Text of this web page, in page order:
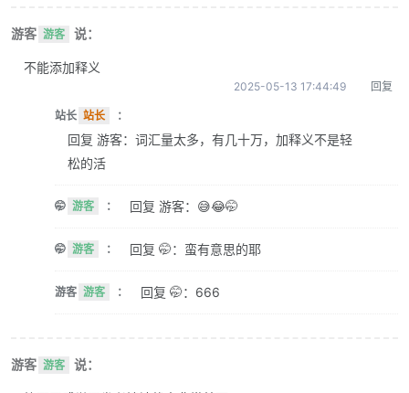
游客 游客 说：
不能添加释义
2025-05-13 17:44:49 回复
站长 站长 ：
回复 游客：词汇量太多，有几十万，加释义不是轻
松的活
🤭 游客 ： 回复 游客：😅😂🤭
🤭 游客 ： 回复 🤭：蛮有意思的耶
游客 游客 ： 回复 🤭：666
游客 游客 说：